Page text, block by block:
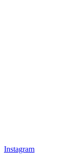
Instagram